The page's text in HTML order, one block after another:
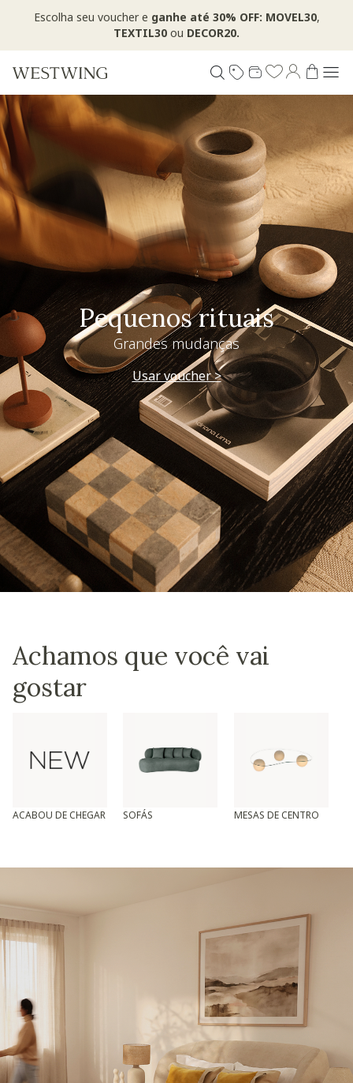
Escolha seu voucher e ganhe até 30% OFF: MOVEL30,
TEXTIL30 ou DECOR20.
Pequenos rituais
Grandes mudanças
Usar voucher >
Achamos que você vai
gostar
ACABOU DE CHEGAR SOFÁS MESAS DE CENTRO